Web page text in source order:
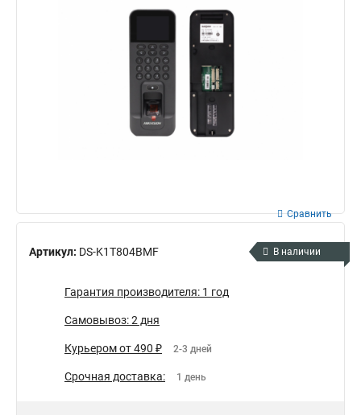
Артикул: DS-K1T804BMF
Сравнить
В наличии
Гарантия производителя: 1 год
Самовывоз: 2 дня
Курьером от 490 ₽ 2-3 дней
Срочная доставка: 1 день